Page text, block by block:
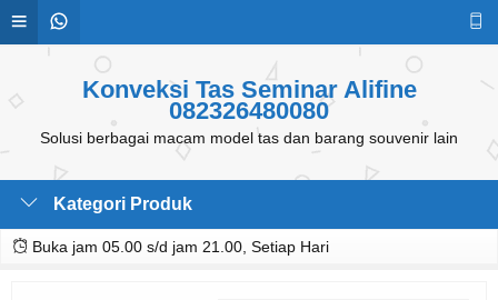
Konveksi Tas Seminar Alifine
082326480080
Solusi berbagai macam model tas dan barang souvenir lain
Kategori Produk
Buka jam 05.00 s/d jam 21.00, Setiap Hari